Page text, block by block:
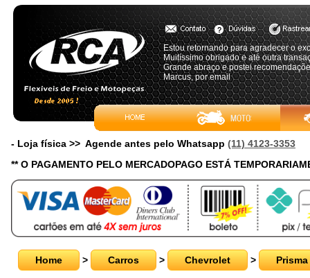
Estou retornando para agradecer o
Muitíssimo obrigado e até outra
Grande abraço e postei
Marcus, por email
- Loja física >> Agende antes pelo Whatsapp (11) 4123-3353
** O PAGAMENTO PELO MERCADOPAGO ESTÁ
Home > Carros > Chevrolet > Prisma